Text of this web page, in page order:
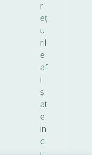
r
eț
u
ril
e
af
i
ș
at
e
in
cl
u